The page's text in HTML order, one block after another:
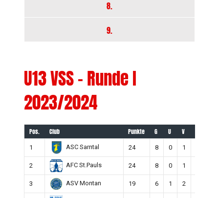
8.
9.
U13 VSS – Runde I
2023/2024
Pos. Club Punkte G U V
1 ASC Sarntal 24 8 0 1
2 AFC St.Pauls 24 8 0 1
3 ASV Montan 19 6 1 2